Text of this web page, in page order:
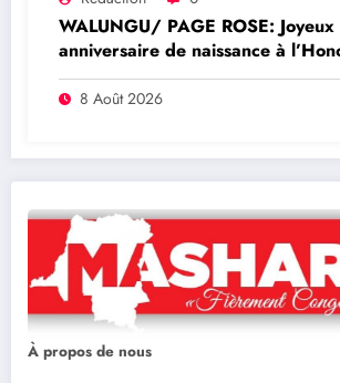
WALUNGU/ PAGE ROSE: Joyeux
anniversaire de naissance à
Amato Bayubasire Mirindi, un
courage, d’intelligence et de
8 Août 2026
À propos de nous